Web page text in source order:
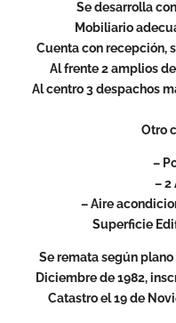
Se desarrolla
Mobiliario
Cuenta con recepción,
Al frente 2 amplios
Al centro 3 despachos
Otro
–
– 2
– Aire
Superficie
Se remata según
Diciembre de 1982,
Catastro el 19 de